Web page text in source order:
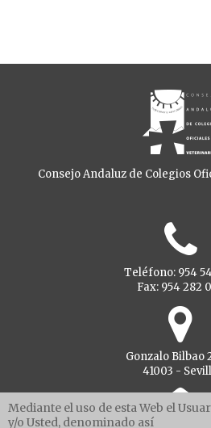
Consejo Andaluz de Colegios
Teléfono: 954
Fax: 954 282
Gonzalo Bilbao
41003 -
Mediante el uso de esta Web el
y/o Usted, denominado así